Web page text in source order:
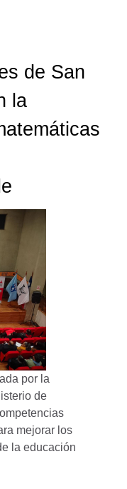
de San
la
por la
de
mejorar los
la educación